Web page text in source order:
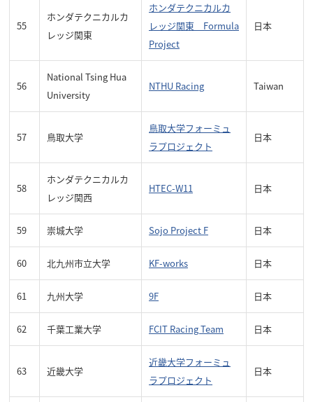
55
ホンダテクニカルカ
レッジ関東
ホンダテクニカルカ
レッジ関東 Formula
Project
日本
56
National Tsing Hua
University
NTHU Racing Taiwan
57 鳥取大学
鳥取大学フォーミュ
ラプロジェクト
日本
58
ホンダテクニカルカ
レッジ関西
HTEC-W11 日本
59 崇城大学 Sojo Project F 日本
60 北九州市立大学 KF-works 日本
61 九州大学 9F 日本
62 千葉工業大学 FCIT Racing Team 日本
63 近畿大学
近畿大学フォーミュ
ラプロジェクト
日本